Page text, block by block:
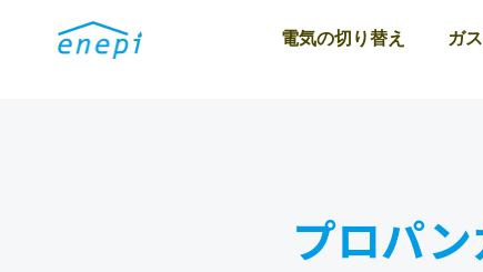
電気の切り替え ガ
プロパ